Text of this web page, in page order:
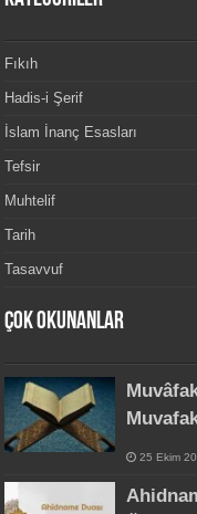
Fıkıh
Hadis-i Şerif
İslam İnanç Esasları
Tefsir
Muhtelif
Tarih
Tasavvuf
Çok Okunanlar
25 Ekim